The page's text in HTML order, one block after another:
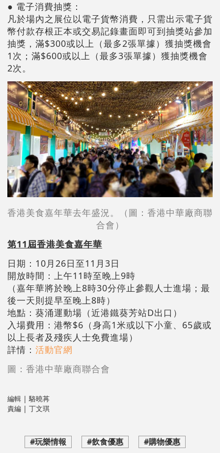
● 電子消費抽獎：
凡於場內之展位以電子貨幣消費，只需出示電子貨
幣付款存根正本或交易記錄畫面即可到抽獎站參加
抽獎，滿$300或以上（最多2張單據）獲抽獎機會
1次；滿$600或以上（最多3張單據）獲抽獎機會
2次。
香港美食嘉年華去年盛況。（圖：香港中華廠商聯
合會）
第11屆香港美食嘉年華
日期：10月26日至11月3日
開放時間：上午11時至晚上9時
（嘉年華將於晚上8時30分停止參觀人士進場；最
後一天則提早至晚上8時）
地點：葵涌運動場（近港鐵葵芳站D出口）
入場費用：港幣$6（身高1米或以下小童、65歲或
以上長者及殘疾人士免費進場）
詳情： 活動官網
圖：香港中華廠商聯合會
編輯 | 駱曉苒
責編 | 丁文琪
#玩樂情報 #飲食優惠
#購物優惠